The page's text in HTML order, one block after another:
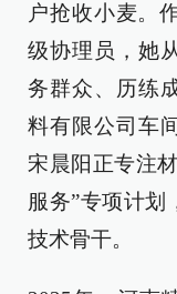
户抢收小麦。
级协理员，她
务群众、历练
料有限公司车
宋晨阳正专注
服务”专项计划
技术骨干。